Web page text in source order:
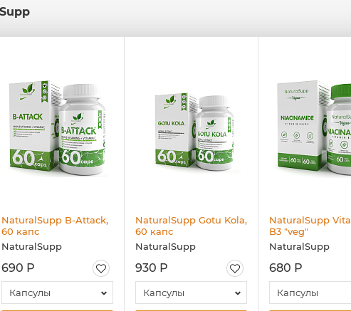
NaturalSupp B-Attack,
60 капс
NaturalSupp
690 Р
Капсулы
NaturalSupp Gotu Kola,
60 капс
NaturalSupp
930 Р
Капсулы
NaturalSupp
B3 "veg"
(Nicotinamide), 60
NaturalSupp
680 Р
Капсулы